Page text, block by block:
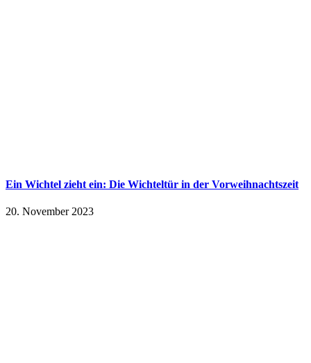
Ein Wichtel zieht ein: Die Wichteltür in der Vorweihnachtszeit
20. November 2023